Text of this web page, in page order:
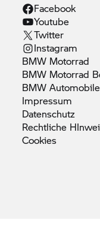
Facebook
Youtube
Twitter
Instagram
BMW Motorrad
BMW Motorrad
BMW Automobile
Impressum
Datenschutz
Rechtliche
Cookies